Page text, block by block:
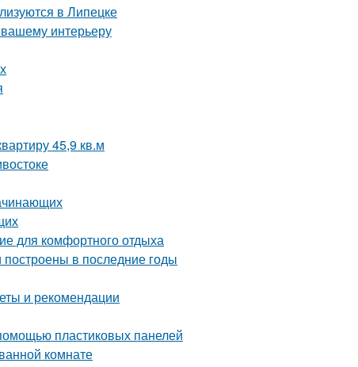
в Липецке
интерьеру
45,9 кв.м
для комфортного отдыха
в последние годы
и рекомендации
пластиковых панелей
комнате